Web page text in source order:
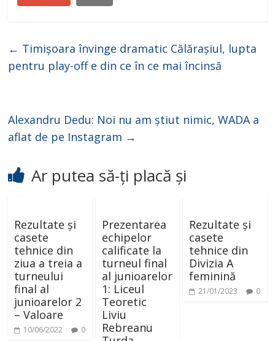
← Timișoara învinge dramatic Călărașiul, lupta
pentru play-off e din ce în ce mai încinsă
Alexandru Dedu: Noi nu am știut nimic, WADA a
aflat de pe Instagram →
Ar putea să-ți placă și
Rezultate și
casete
tehnice din
ziua a treia a
turneului
final al
junioarelor 2
– Valoare
10/06/2022 0
Prezentarea
echipelor
calificate la
turneul final
al junioarelor
1: Liceul
Teoretic
Liviu
Rebreanu
Rezultate și
casete
tehnice din
Divizia A
feminină
21/01/2023 0